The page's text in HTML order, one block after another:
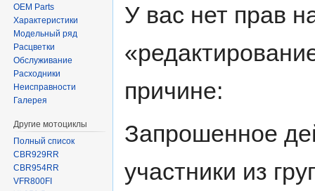
ккУ вас нет прав
причине:
Запрошенное
участники из
OEM Parts
Характеристики
Модельный ряд
Расцветки
Обслуживание
Расходники
Неисправности
Галерея
Другие мотоциклы
Полный список
CBR929RR
CBR954RR
VFR800FI